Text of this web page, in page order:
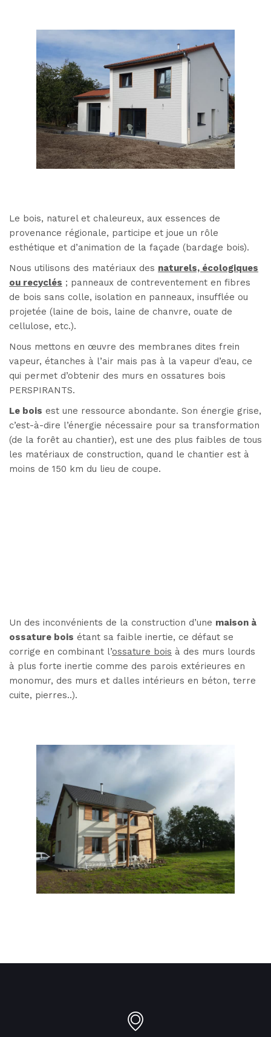
Le bois, naturel et chaleureux, aux essences de
provenance régionale, participe et joue un rôle
esthétique et d’animation de la façade (bardage bois).
Nous utilisons des matériaux des naturels, écologiques
ou recyclés ; panneaux de contreventement en fibres
de bois sans colle, isolation en panneaux, insufflée ou
projetée (laine de bois, laine de chanvre, ouate de
cellulose, etc.).
Nous mettons en œuvre des membranes dites frein
vapeur, étanches à l’air mais pas à la vapeur d’eau, ce
qui permet d’obtenir des murs en ossatures bois
PERSPIRANTS.
Le bois est une ressource abondante. Son énergie grise,
c’est-à-dire l’énergie nécessaire pour sa transformation
(de la forêt au chantier), est une des plus faibles de tous
les matériaux de construction, quand le chantier est à
moins de 150 km du lieu de coupe.
Un des inconvénients de la construction d’une maison à
ossature bois étant sa faible inertie, ce défaut se
corrige en combinant l’ossature bois à des murs lourds
à plus forte inertie comme des parois extérieures en
monomur, des murs et dalles intérieurs en béton, terre
cuite, pierres..).